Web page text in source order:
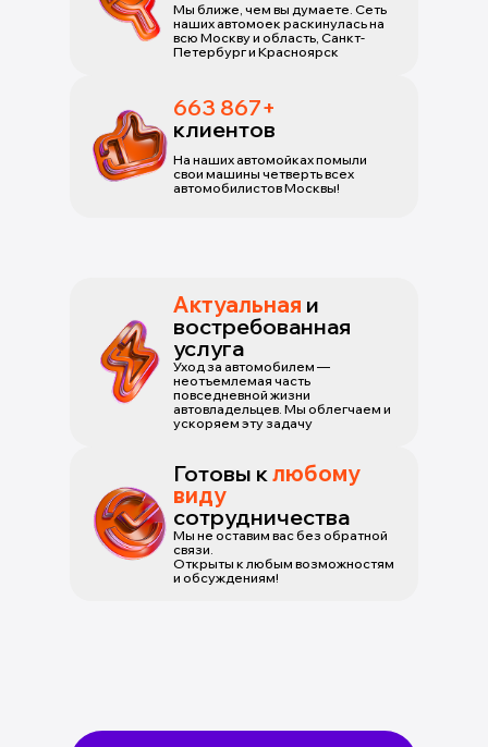
Мы ближе, чем вы думаете. Сеть
наших автомоек раскинулась на
всю Москву и область, Санкт-
Петербург и Красноярск
663 867+
клиентов
На наших автомойках помыли
свои машины четверть всех
автомобилистов Москвы!
Актуальная и
востребованная
услуга
Уход за автомобилем —
неотъемлемая часть
повседневной жизни
автовладельцев. Мы облегчаем и
ускоряем эту задачу
Готовы клюбому
виду
сотрудничества
Мы не оставим вас без обратной
связи.
Открыты к любым возможностям
и обсуждениям!